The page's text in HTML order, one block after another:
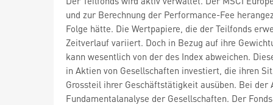
und zur Berechnung der Performance-Fee
Folge hätte. Die Wertpapiere, die der Teilfonds
Zeitverlauf variiert. Doch in Bezug auf ihre
kann wesentlich von der des Index abweichen.
in Aktien von Gesellschaften investiert, die ihren
Grossteil ihrer Geschäftstätigkeit ausüben. Bei
Fundamentalanalyse der Gesellschaften. Der